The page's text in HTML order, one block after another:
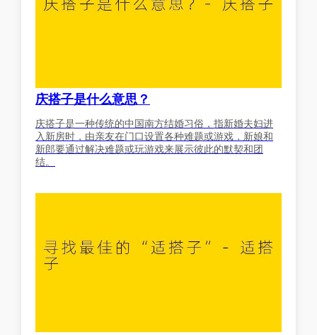
庆搭子是什么意思？
庆搭子是一种传统的中国南方结婚习俗，指新婚夫妇进
入新房时，由亲友在门口设置各种难题或游戏，新娘和
新郎要通过解决难题或玩游戏来展示彼此的默契和团
结。